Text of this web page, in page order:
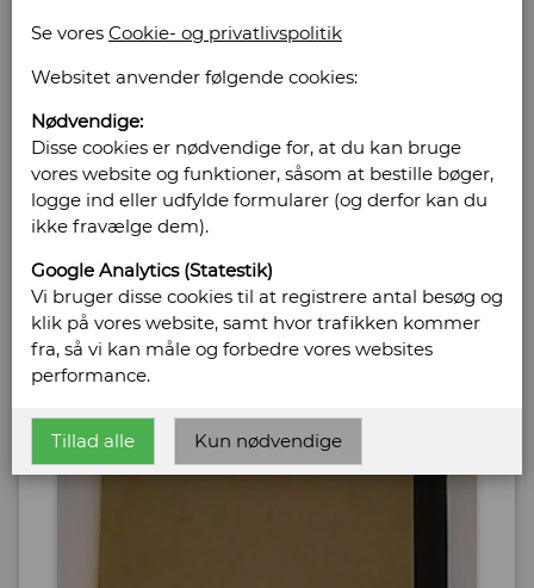
Se vores Cookie- og privatlivspolitik
Websitet anvender følgende cookies:
Nødvendige:
Disse cookies er nødvendige for, at du kan bruge
vores website og funktioner, såsom at bestille bøger,
logge ind eller udfylde formularer (og derfor kan du
ikke fravælge dem).
Google Analytics (Statestik)
Vi bruger disse cookies til at registrere antal besøg og
klik på vores website, samt hvor trafikken kommer
fra, så vi kan måle og forbedre vores websites
performance.
Tillad alle Kun nødvendige